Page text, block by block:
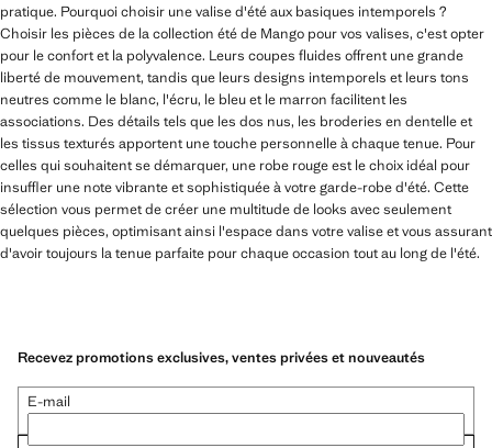
pratique. Pourquoi choisir une valise d'été aux basiques intemporels ?
Choisir les pièces de la collection été de Mango pour vos valises, c'est opter
pour le confort et la polyvalence. Leurs coupes fluides offrent une grande
liberté de mouvement, tandis que leurs designs intemporels et leurs tons
neutres comme le blanc, l'écru, le bleu et le marron facilitent les
associations. Des détails tels que les dos nus, les broderies en dentelle et
les tissus texturés apportent une touche personnelle à chaque tenue. Pour
celles qui souhaitent se démarquer, une robe rouge est le choix idéal pour
insuffler une note vibrante et sophistiquée à votre garde-robe d'été. Cette
sélection vous permet de créer une multitude de looks avec seulement
quelques pièces, optimisant ainsi l'espace dans votre valise et vous assurant
d'avoir toujours la tenue parfaite pour chaque occasion tout au long de l'été.
Recevez promotions exclusives, ventes privées et nouveautés
E-mail